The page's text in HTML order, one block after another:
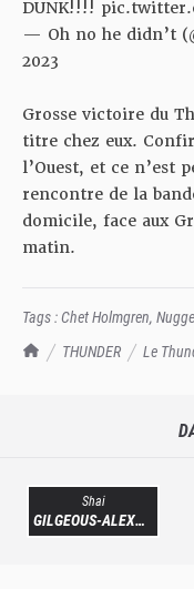
TrashTalk Actu NBA
THUNDER
Le
DUNK!!!!
— Oh no he didn’t
2023
Grosse victoire du
titre chez eux.
l’Ouest, et ce n’est
rencontre de la
domicile, face aux
matin.
Tags :Chet Holmgren,
Shai
GILGEOUS-ALEXANDER